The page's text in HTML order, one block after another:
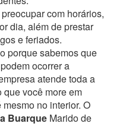
com horários,
dia, além de prestar
e feriados.
porque sabemos que
ocorrer a
atende toda a
você more em
no interior. O
Buarque Marido de